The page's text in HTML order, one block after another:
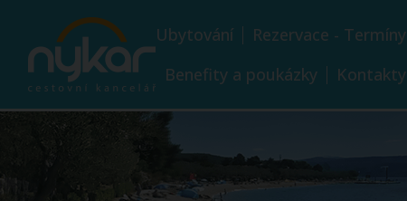
Ubytování Rezervace - Termíny
Benefity a poukázky
Kontakty